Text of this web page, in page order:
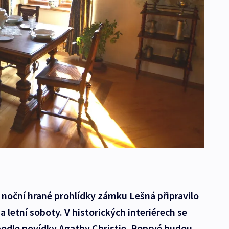
hrané prohlídky zámku Lešná připravilo
letní soboty. V historických interiérech se